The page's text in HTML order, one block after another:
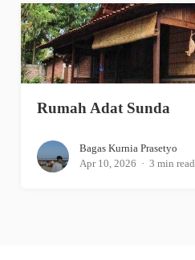
Rumah Adat Sunda
Bagas Kurnia Prasetyo
Apr 10, 2026
3 min read